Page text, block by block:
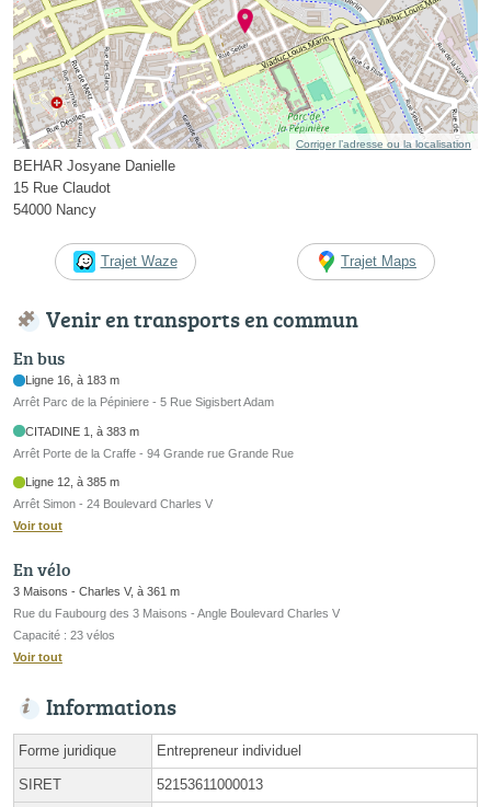
Corriger l’adresse ou la localisation
BEHAR Josyane Danielle
15 Rue Claudot
54000 Nancy
Trajet Waze Trajet Maps
Venir en transports en commun
En bus
Ligne 16, à 183 m
Arrêt Parc de la Pépiniere - 5 Rue Sigisbert Adam
CITADINE 1, à 383 m
Arrêt Porte de la Craffe - 94 Grande rue Grande Rue
Ligne 12, à 385 m
Arrêt Simon - 24 Boulevard Charles V
Voir tout
En vélo
3 Maisons - Charles V, à 361 m
Rue du Faubourg des 3 Maisons - Angle Boulevard Charles V
Capacité : 23 vélos
Voir tout
Informations
Forme juridique Entrepreneur individuel
SIRET 52153611000013